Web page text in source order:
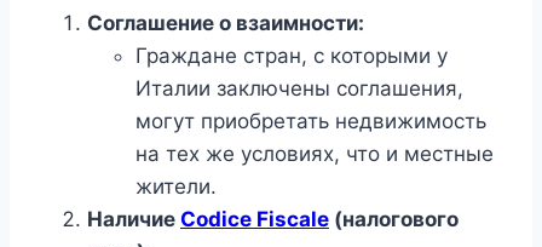
Соглашение о взаимности:
Граждане стран, с которыми у
Италии заключены соглашения,
могут приобретать недвижимость
на тех же условиях, что и местные
жители.
Наличие Codice Fiscale (налогового